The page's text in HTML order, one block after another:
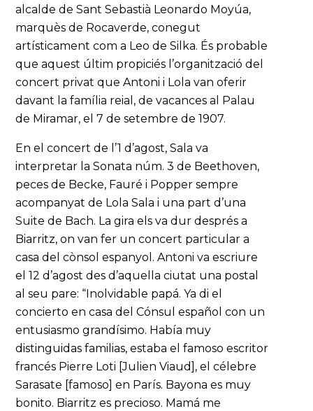
alcalde de Sant Sebastià Leonardo Moyúa,
marquès de Rocaverde, conegut
artísticament com a Leo de Silka. És probable
que aquest últim propiciés l’organització del
concert privat que Antoni i Lola van oferir
davant la família reial, de vacances al Palau
de Miramar, el 7 de setembre de 1907.
En el concert de l’1 d’agost, Sala va
interpretar la Sonata núm. 3 de Beethoven,
peces de Becke, Fauré i Popper sempre
acompanyat de Lola Sala i una part d’una
Suite de Bach. La gira els va dur després a
Biarritz, on van fer un concert particular a
casa del cònsol espanyol. Antoni va escriure
el 12 d’agost des d’aquella ciutat una postal
al seu pare: “Inolvidable papá. Ya di el
concierto en casa del Cónsul español con un
entusiasmo grandísimo. Había muy
distinguidas familias, estaba el famoso escritor
francés Pierre Loti [Julien Viaud], el célebre
Sarasate [famoso] en París. Bayona es muy
bonito. Biarritz es precioso. Mamá me